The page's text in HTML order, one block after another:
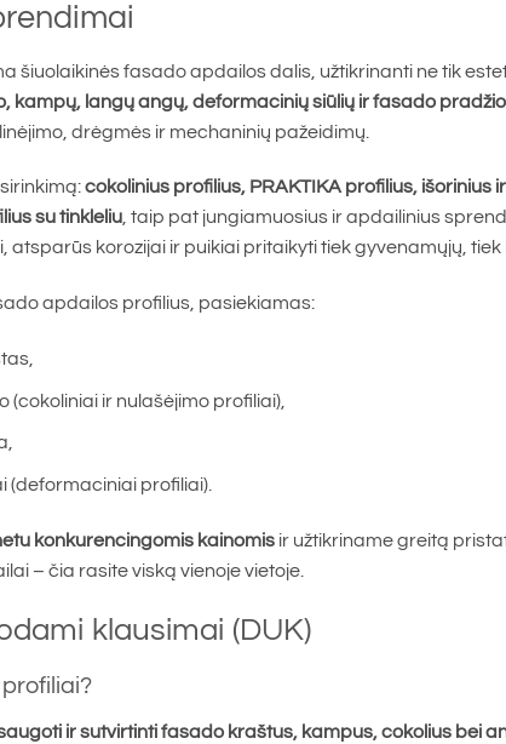
šiuolaikinės fasado apdailos dalis, užtikrinanti ne tik
kampų, langų angų, deformacinių siūlių ir fasado
drėgmės ir mechaninių pažeidimų.
cokolinius profilius, PRAKTIKA profilius, išorinius
su tinkleliu, taip pat jungiamuosius ir apdailinius
atsparūs korozijai ir puikiai pritaikyti tiek gyvenamųjų,
apdailos profilius, pasiekiamas:
ir nulašėjimo profiliai),
(deformaciniai profiliai).
konkurencingomis kainomisir užtikriname greitą
– čia rasite viską vienoje vietoje.
klausimai (DUK)
ir sutvirtinti fasado kraštus, kampus, cokolius bei